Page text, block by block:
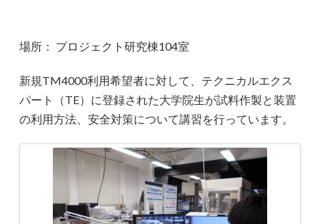
場所： プロジェクト研究棟104室
新規TM4000利用希望者に対して、テクニカルエクス
パート（TE）に登録された大学院生が試料作製と装置
の利用方法、安全対策について講習を行っています。